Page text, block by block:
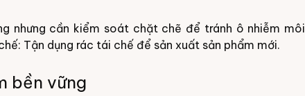
nhưng cần kiểm soát chặt chẽ để tránh ô nhiễm môi
Tận dụng rác tái chế để sản xuất sản phẩm mới.
bền vững